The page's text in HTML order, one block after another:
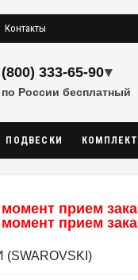
Контакты
333-65-90▾
России бесплатный
ПОДВЕСКИ
прием
прием